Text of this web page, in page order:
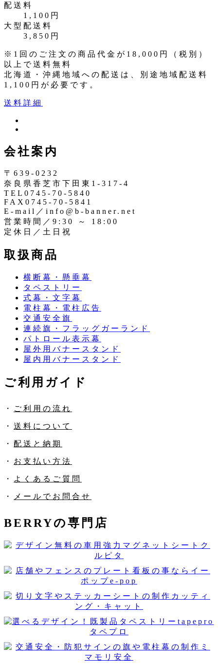
配送料
1,100円
大型配送料
3,850円
※1回のご注文の商品代金が18,000円（税別）
以上で送料無料
北海道・沖縄地域への配送は、別途地域配送料
1,100円が必要です。
送料詳細
タ
ス
会社案内
〒639-0232
奈良県香芝市下田東1-317-4
TEL0745-70-5840
FAX0745-70-5841
E-mail／info@b-banner.net
営業時間／9:30 ～ 18:00
定休日／土日祝
取扱商品
横断幕・懸垂幕
タペストリー
式幕・文字幕
電柱幕・電柱広告
交通安全旗
連続旗・フラッグガーランド
パトロール表示幕
屋外用バナースタンド
屋内用バナースタンド
ご利用ガイド
・ ご利用の流れ
・ 送料について
・ 配送と納期
・ お支払い方法
・ よくあるご質問
・ メールでお問合せ
BERRYの専門店